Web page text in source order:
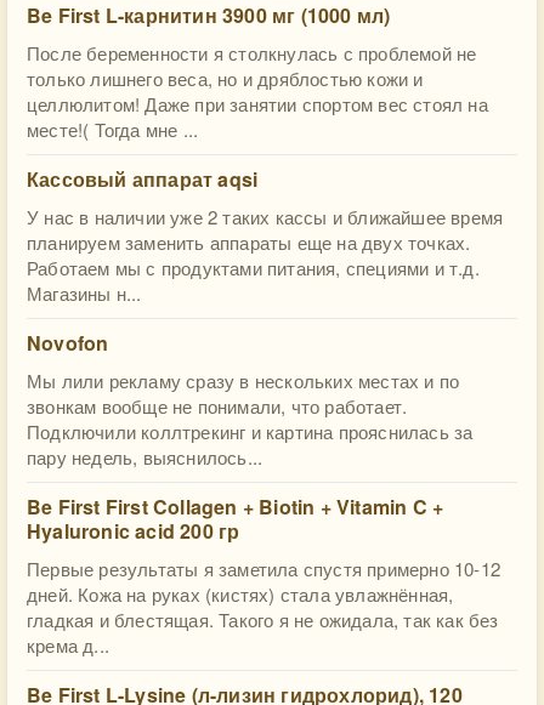
Be First L-карнитин 3900 мг (1000 мл)
После беременности я столкнулась с проблемой не
только лишнего веса, но и дряблостью кожи и
целлюлитом! Даже при занятии спортом вес стоял на
месте!( Тогда мне ...
Кассовый аппарат aqsi
У нас в наличии уже 2 таких кассы и ближайшее время
планируем заменить аппараты еще на двух точках.
Работаем мы с продуктами питания, специями и т.д.
Магазины н...
Novofon
Мы лили рекламу сразу в нескольких местах и по
звонкам вообще не понимали, что работает.
Подключили коллтрекинг и картина прояснилась за
пару недель, выяснилось...
Be First First Collagen + Biotin + Vitamin C +
Hyaluronic acid 200 гр
Первые результаты я заметила спустя примерно 10-12
дней. Кожа на руках (кистях) стала увлажнённая,
гладкая и блестящая. Такого я не ожидала, так как без
крема д...
Be First L-Lysine (л-лизин гидрохлорид), 120